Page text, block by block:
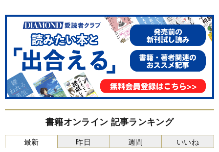
書籍オンライン 記事ランキング
最新 昨日 週間 いいね